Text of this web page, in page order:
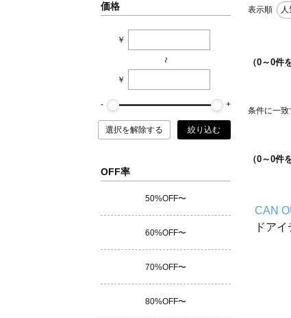
価格
￥
~
￥
選択を解除する 絞り込む
OFF率
50%OFF〜
60%OFF〜
70%OFF〜
80%OFF〜
表示順
（0～0件
条件に一致
（0～0件
CAN
ドア